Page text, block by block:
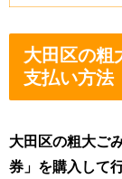
大田区の粗
支払い方法
大田区の粗大ご
券」を購入して